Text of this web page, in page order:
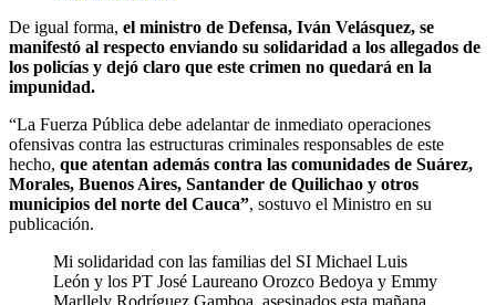
De igual forma, el ministro de Defensa, Iván Velásquez, se
manifestó al respecto enviando su solidaridad a los allegados de
los policías y dejó claro que este crimen no quedará en la
impunidad.
“La Fuerza Pública debe adelantar de inmediato operaciones
ofensivas contra las estructuras criminales responsables de este
hecho, que atentan además contra las comunidades de Suárez,
Morales, Buenos Aires, Santander de Quilichao y otros
municipios del norte del Cauca”, sostuvo el Ministro en su
publicación.
Mi solidaridad con las familias del SI Michael Luis
León y los PT José Laureano Orozco Bedoya y Emmy
Marllely Rodríguez Gamboa, asesinados esta mañana